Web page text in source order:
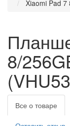
Xiaomi Pad 7
8/
Все о товаре